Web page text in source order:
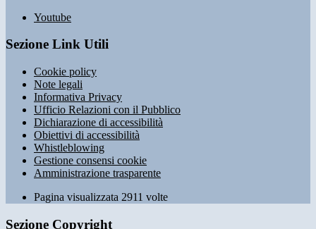
Youtube
Sezione Link Utili
Cookie policy
Note legali
Informativa Privacy
Ufficio Relazioni con il Pubblico
Dichiarazione di accessibilità
Obiettivi di accessibilità
Whistleblowing
Gestione consensi cookie
Amministrazione trasparente
Pagina visualizzata 2911 volte
Sezione Copyright